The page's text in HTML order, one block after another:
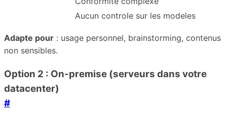
Aucun controle sur les modeles
Adapte pour : usage personnel, brainstorming, contenus
non sensibles.
Option 2 : On-premise (serveurs dans votre
datacenter)
#